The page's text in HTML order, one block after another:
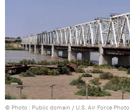
© Photo : Public domain / U.S. Air Force